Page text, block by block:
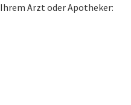
Arzt oder Apotheker: